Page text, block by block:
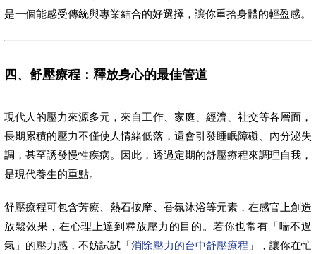
是一個能感受傳統與專業結合的好選擇，讓你重拾身體的輕盈感。
四、舒壓療程：釋放身心的最佳管道
現代人的壓力來源多元，來自工作、家庭、經濟、社交等各層面，
長期累積的壓力不僅使人情緒低落，還會引發睡眠障礙、內分泌失
調，甚至誘發慢性疾病。因此，透過定期的舒壓療程來調理自我，
是現代養生的重點。
舒壓療程可包含芳療、熱石按摩、香氛沐浴等元素，在感官上創造
放鬆效果，在心理上達到釋放壓力的目的。若你也常有「喘不過
氣」的壓力感，不妨試試「消除壓力的台中舒壓療程 」，讓你在忙